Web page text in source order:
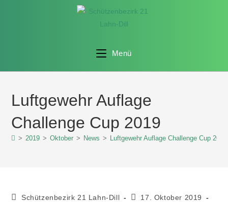
Menü
Luftgewehr Auflage
Challenge Cup 2019
> 2019 > Oktober > News > Luftgewehr Auflage Challenge Cup 2019
Schützenbezirk 21 Lahn-Dill
17. Oktober 2019